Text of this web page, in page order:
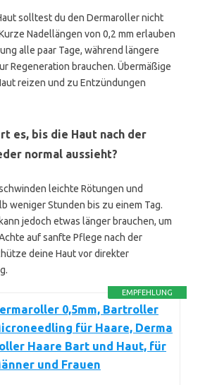
solltest du den Dermaroller nicht
Nadellängen von 0,2 mm erlauben
alle paar Tage, während längere
Regeneration brauchen. Übermäßige
reizen und zu Entzündungen
es, bis die Haut nach der
normal aussieht?
leichte Rötungen und
weniger Stunden bis zu einem Tag.
jedoch etwas länger brauchen, um
auf sanfte Pflege nach der
deine Haut vor direkter
EMPFEHLUNG
0,5mm, Bartroller
für Haare, Derma
Haare Bart und Haut, für
und Frauen